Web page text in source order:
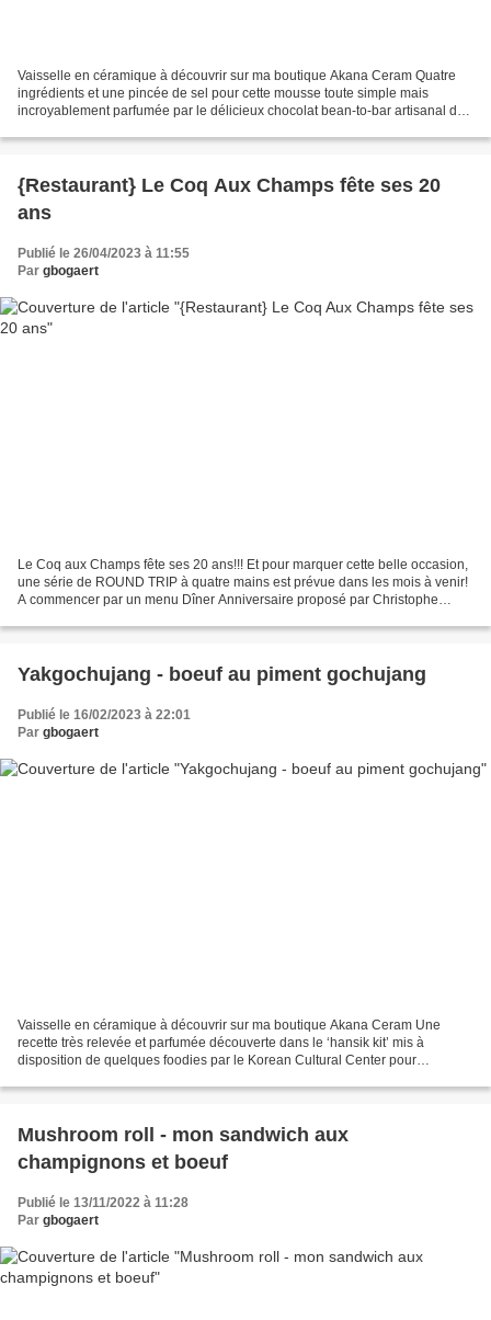
Vaisselle en céramique à découvrir sur ma boutique Akana Ceram Quatre
ingrédients et une pincée de sel pour cette mousse toute simple mais
incroyablement parfumée par le délicieux chocolat bean-to-bar artisanal de
{Restaurant} Le Coq Aux Champs fête ses 20
ans
Publié le 26/04/2023 à 11:55
Par gbogaert
Le Coq aux Champs fête ses 20 ans!!! Et pour marquer cette belle occasion,
une série de ROUND TRIP à quatre mains est prévue dans les mois à venir!
A commencer par un menu Dîner Anniversaire proposé par Christophe
Yakgochujang - boeuf au piment gochujang
Publié le 16/02/2023 à 22:01
Par gbogaert
Vaisselle en céramique à découvrir sur ma boutique Akana Ceram Une
recette très relevée et parfumée découverte dans le ‘hansik kit’ mis à
disposition de quelques foodies par le Korean Cultural Center pour
Mushroom roll - mon sandwich aux
champignons et boeuf
Publié le 13/11/2022 à 11:28
Par gbogaert